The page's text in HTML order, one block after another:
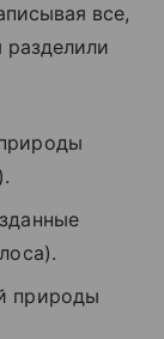
все,
природы